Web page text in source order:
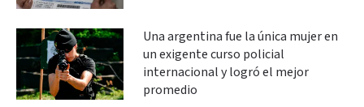
Una argentina fue la única mujer en
un exigente curso policial
internacional y logró el mejor
promedio